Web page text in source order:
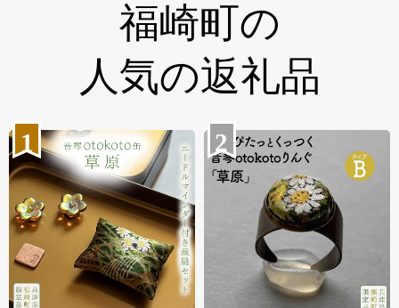
福崎町の
人気の返礼品
1 2